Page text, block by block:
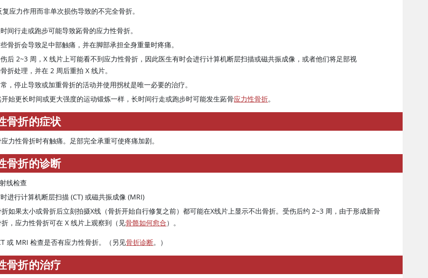
应力作用而非单次损伤导致的不完全骨折。
间行走或跑步可能导致跖骨的应力性骨折。
骨折会导致足中部触痛，并在脚部承担全身重量时疼痛。
后 2~3 周，X 线片上可能看不到应力性骨折，因此医生有时会进行计算机断层扫描或磁共振成像，或者他们将足部视
折处理，并在 2 周后重拍 X 线片。
，停止导致或加重骨折的活动并使用拐杖是唯一必要的治疗。
始更长时间或更大强度的运动锻炼一样，长时间行走或跑步时可能发生跖骨应力性骨折。
骨折的症状
力性骨折时有触痛。足部完全承重可使疼痛加剧。
骨折的诊断
线检查
进行计算机断层扫描 (CT) 或磁共振成像 (MRI)
如果太小或骨折后立刻拍摄X线（骨折开始自行修复之前）都可能在X线片上显示不出骨折。受伤后约 2~3 周，由于形成新骨
，应力性骨折可在 X 线片上观察到（见骨骼如何愈合）。
或 MRI 检查是否有应力性骨折。（另见骨折诊断。）
骨折的治疗